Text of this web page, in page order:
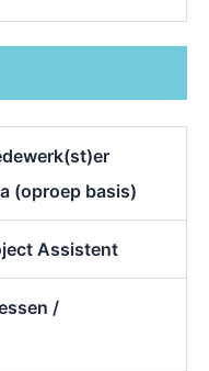
(oproep basis)
Assistent
/